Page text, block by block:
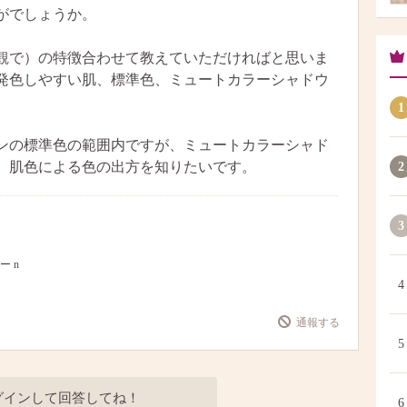
しょうか。
）の特徴合わせて教えていただければと思いま
色しやすい肌、標準色、ミュートカラーシャドウ
の標準色の範囲内ですが、ミュートカラーシャド
色による色の出方を知りたいです。
n
通報する
インして回答してね！
1
2
3
4
5
6